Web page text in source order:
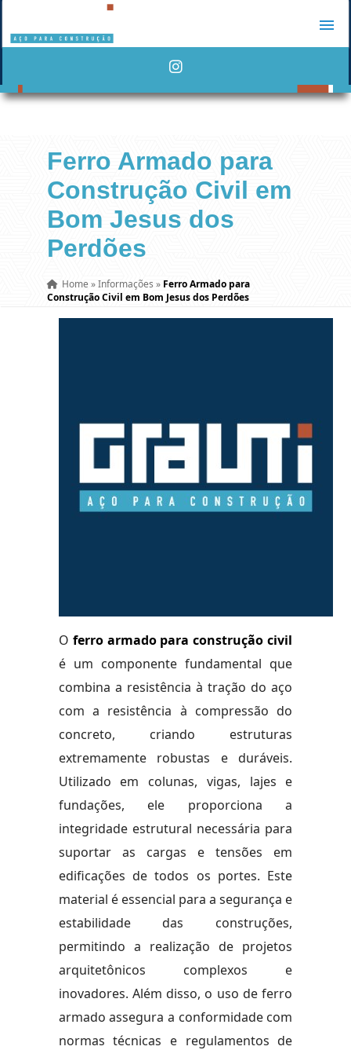
Ferro Armado para
Construção Civil em
Bom Jesus dos
Perdões
Home »Informações » Ferro Armado para
Construção Civil em Bom Jesus dos Perdões
O ferro armado para construção civil
é um componente fundamental que
combina a resistência à tração do aço
com a resistência à compressão do
concreto, criando estruturas
extremamente robustas e duráveis.
Utilizado em colunas, vigas, lajes e
fundações, ele proporciona a
integridade estrutural necessária para
suportar as cargas e tensões em
edificações de todos os portes. Este
material é essencial para a segurança e
estabilidade das construções,
permitindo a realização de projetos
arquitetônicos complexos e
inovadores. Além disso, o uso de ferro
armado assegura a conformidade com
normas técnicas e regulamentos de